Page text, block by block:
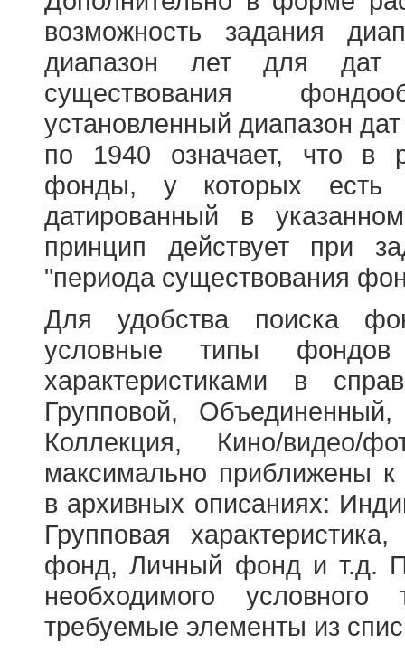
возможность задания
диапазон лет для
существования
установленный диапазон
по 1940 означает, что в
фонды, у которых есть
датированный в
принцип действует при
"периода существования
Для удобства поиска
условные типы
характеристиками в
Групповой,
Коллекция, Кино/
максимально приближены
в архивных описаниях:
Групповая
фонд, Личный фонд и т.д.
необходимого
требуемые элементы из